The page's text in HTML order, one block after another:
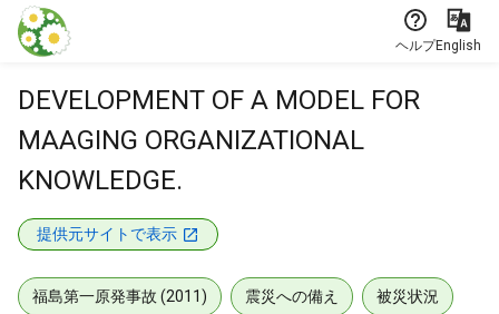
本文に飛ぶ
ヘルプEnglish
DEVELOPMENT OF A MODEL FOR
MAAGING ORGANIZATIONAL
KNOWLEDGE.
提供元サイトで表示
福島第一原発事故 (2011) 震災への備え 被災状況